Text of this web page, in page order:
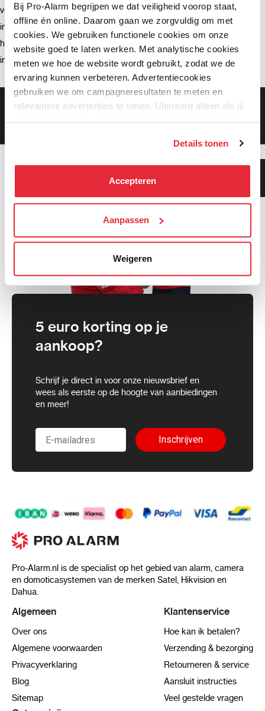
Bij Pro-Alarm begrijpen we dat veiligheid voorop staat,
offline én online. Daarom gaan we zorgvuldig om met
cookies. We gebruiken functionele cookies om onze
website goed te laten werken. Met analytische cookies
meten we hoe de website wordt gebruikt, zodat we de
ervaring kunnen verbeteren. Advertentiecookies
gebruiken we om campagneresultaten te meten en
relevantere advertenties te tonen. Uiteraard alleen als jij
daar toestemming voor geeft. Als je toestemming geeft,
kunnen deze gegevens combineren met informatie die zij
hebben verzameld via het gebruik van hun diensten. Je
kunt alle cookies accepteren, alleen noodzakelijke
We werken samen met21 derden
die uw gegevens
kunnen ontvangen en verwerken.
Details tonen
Accepteren
Aanpassen
Weigeren
verzending (2)
intercom (2)
hik-connect (2)
installatie (2)
Gratis bezorging vanaf €99,-
5 euro korting op je
aankoop?
Schrijf je direct in voor onze nieuwsbrief en
wees als eerste op de hoogte van aanbiedingen
en meer!
Inschrijven
Pro-Alarm.nl is de specialist op het gebied van alarm, camera
en domoticasystemen van de merken Satel, Hikvision en
Dahua.
gemiddeld!
Algemeen
Over ons
Algemene voorwaarden
Privacyverklaring
Blog
Sitemap
Klantenservice
Hoe kan ik betalen?
Verzending & bezorging
Retourneren & service
Aansluit instructies
Veel gestelde vragen